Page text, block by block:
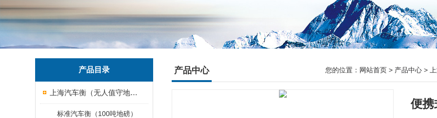
产品目录
上海汽车衡（无人值守地磅）
标准汽车衡（100吨地磅）
产品中心 您的位置： 网站首页 > 产品中心 >
便携